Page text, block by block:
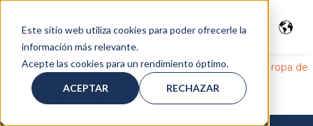
Este sitio web utiliza cookies para poder ofrecerle la
información más relevante.
Acepte las cookies para un rendimiento óptimo.
ACEPTAR RECHAZAR
Inicio>Agente de carga Miami>logística de envíos de ropa de
segunda mano
> Consolidación de ropa usada EE.UU. a
Emiratos Árabes Unidos